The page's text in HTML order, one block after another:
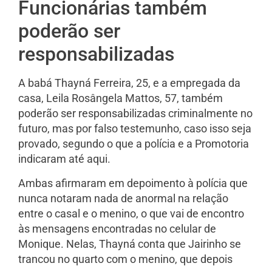
Funcionárias também
poderão ser
responsabilizadas
A babá Thayná Ferreira, 25, e a empregada da
casa, Leila Rosângela Mattos, 57, também
poderão ser responsabilizadas criminalmente no
futuro, mas por falso testemunho, caso isso seja
provado, segundo o que a polícia e a Promotoria
indicaram até aqui.
Ambas afirmaram em depoimento à polícia que
nunca notaram nada de anormal na relação
entre o casal e o menino, o que vai de encontro
às mensagens encontradas no celular de
Monique. Nelas, Thayná conta que Jairinho se
trancou no quarto com o menino, que depois